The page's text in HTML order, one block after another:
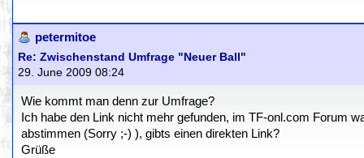
petermitoe
Re: Zwischenstand Umfrage "Neuer Ball"
29. June 2009 08:24
Wie kommt man denn zur Umfrage?
Ich habe den Link nicht mehr gefunden, im TF-onl.com Forum
abstimmen (Sorry ;-) ), gibts einen direkten Link?
Grüße